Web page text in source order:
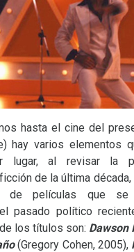
hasta el cine del
hay varios elementos
lugar, al revisar la
de la última
de películas que
pasado político
los títulos son: Dawson
(Gregory Cohen, 2005),